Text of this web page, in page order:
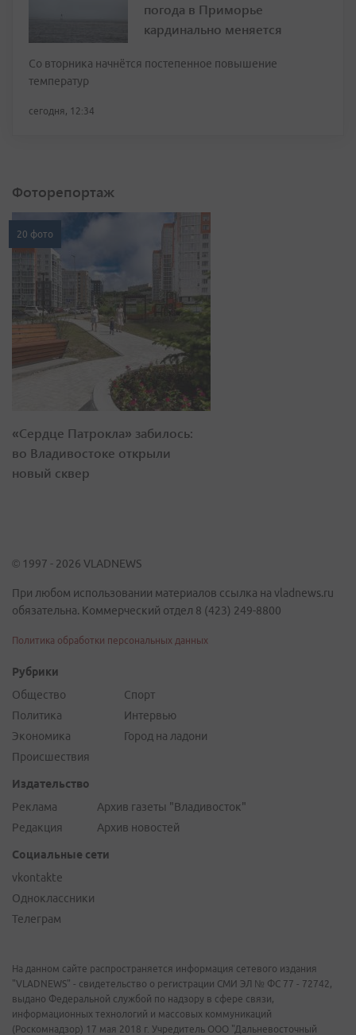
погода в Приморье
кардинально меняется
Со вторника начнётся постепенное повышение
температур
сегодня, 12:34
Фоторепортаж
20 фото
«Сердце Патрокла» забилось:
во Владивостоке открыли
новый сквер
© 1997 - 2026 VLADNEWS
При любом использовании материалов ссылка на vladnews.ru
обязательна. Коммерческий отдел 8 (423) 249-8800
Политика обработки персональных данных
Рубрики
Общество
Политика
Экономика
Происшествия
Спорт
Интервью
Город на ладони
Издательство
Реклама
Редакция
Архив газеты "Владивосток"
Архив новостей
Социальные сети
vkontakte
Одноклассники
Телеграм
На данном сайте распространяется информация сетевого издания
"VLADNEWS" - свидетельство о регистрации СМИ ЭЛ № ФС 77 - 72742,
выдано Федеральной службой по надзору в сфере связи,
информационных технологий и массовых коммуникаций
(Роскомнадзор) 17 мая 2018 г. Учредитель ООО "Дальневосточный